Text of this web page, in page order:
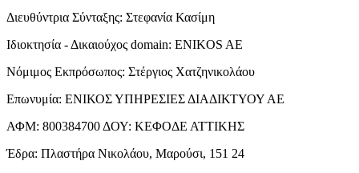
Διευθύντρια Σύνταξης: Στεφανία Κασίμη
Ιδιοκτησία - Δικαιούχος domain: ENIKOS AE
Νόμιμος Εκπρόσωπος: Στέργιος Χατζηνικολάου
Επωνυμία: ΕΝΙΚΟΣ ΥΠΗΡΕΣΙΕΣ ΔΙΑΔΙΚΤΥΟΥ ΑΕ
ΑΦΜ: 800384700 ΔΟΥ: ΚΕΦΟΔΕ ΑΤΤΙΚΗΣ
Έδρα: Πλαστήρα Νικολάου, Μαρούσι, 151 24